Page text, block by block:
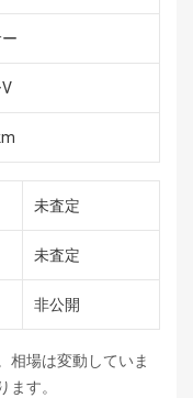
未査定
未査定
非公開
相場は変動していま
す。